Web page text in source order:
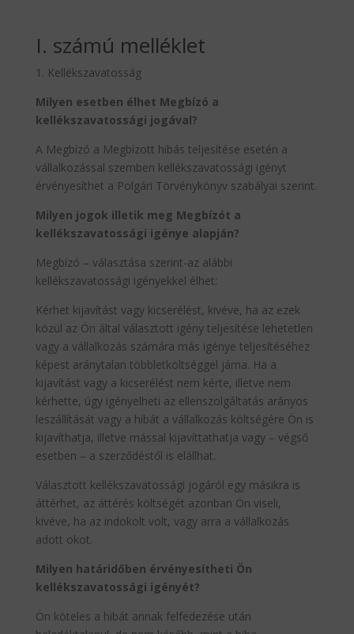
I. számú melléklet
1. Kellékszavatosság
Milyen esetben élhet Megbízó a
kellékszavatossági jogával?
A Megbízó a Megbízott hibás teljesítése esetén a
vállalkozással szemben kellékszavatossági igényt
érvényesíthet a Polgári Törvénykönyv szabályai szerint.
Milyen jogok illetik meg Megbízót a
kellékszavatossági igénye alapján?
Megbízó – választása szerint-az alábbi
kellékszavatossági igényekkel élhet:
Kérhet kijavítást vagy kicserélést, kivéve, ha az ezek
közül az Ön által választott igény teljesítése lehetetlen
vagy a vállalkozás számára más igénye teljesítéséhez
képest aránytalan többletköltséggel járna. Ha a
kijavítást vagy a kicserélést nem kérte, illetve nem
kérhette, úgy igényelheti az ellenszolgáltatás arányos
leszállítását vagy a hibát a vállalkozás költségére Ön is
kijavíthatja, illetve mással kijavíttathatja vagy – végső
esetben – a szerződéstől is elállhat.
Választott kellékszavatossági jogáról egy másikra is
áttérhet, az áttérés költségét azonban Ön viseli,
kivéve, ha az indokolt volt, vagy arra a vállalkozás
adott okot.
Milyen határidőben érvényesítheti Ön
kellékszavatossági igényét?
Ön köteles a hibát annak felfedezése után